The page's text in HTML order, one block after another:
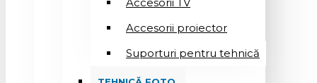
Accesorii proiector
Suporturi pentru tehnică